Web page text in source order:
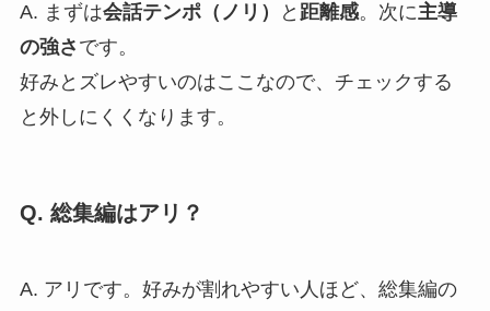
A. まずは会話テンポ（ノリ） と 距離感。次に主導
の強さ です。
好みとズレやすいのはここなので、チェックする
と外しにくくなります。
Q. 総集編はアリ？
A. アリです。好みが割れやすい人ほど、総集編の